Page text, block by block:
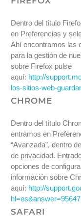
Dentro del título
en Preferencias y
Ahí encontramos las
para la gestión de
sobre Firefox pulse
aquí: http://
los-sitios-web-
CHROME
Dentro del título
entramos en
“Avanzada”, dentro
de privacidad.
opciones de
información sobre
aquí: http://
hl=es&answer=95647
SAFARI